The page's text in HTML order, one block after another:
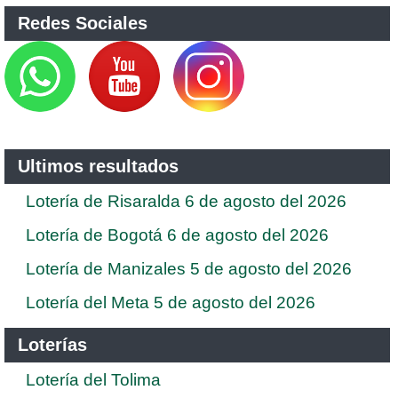
Redes Sociales
Ultimos resultados
Lotería de Risaralda 6 de agosto del 2026
Lotería de Bogotá 6 de agosto del 2026
Lotería de Manizales 5 de agosto del 2026
Lotería del Meta 5 de agosto del 2026
Loterías
Lotería del Tolima